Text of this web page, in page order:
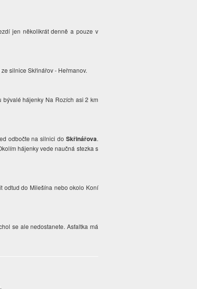
jen několikrát denně a pouze v
silnice Skřinářov - Heřmanov.
hájenky Na Rozích asi 2 km
odbočte na silnici do Skřinářova.
hájenky vede naučná stezka s
odtud do Milešína nebo okolo Koní
se ale nedostanete. Asfaltka má